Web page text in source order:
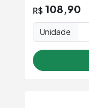
R$ 108,90
Unidade